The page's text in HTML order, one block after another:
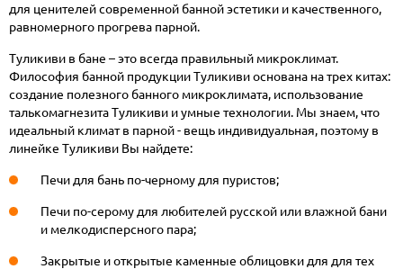
для ценителей современной банной эстетики и качественного,
равномерного прогрева парной.
Туликиви в бане – это всегда правильный микроклимат.
Философия банной продукции Туликиви основана на трех китах:
создание полезного банного микроклимата, использование
талькомагнезита Туликиви и умные технологии. Мы знаем, что
идеальный климат в парной - вещь индивидуальная, поэтому в
линейке Туликиви Вы найдете:
Печи для бань по-черному для пуристов;
Печи по-серому для любителей русской или влажной бани
и мелкодисперсного пара;
Закрытые и открытые каменные облицовки для для тех